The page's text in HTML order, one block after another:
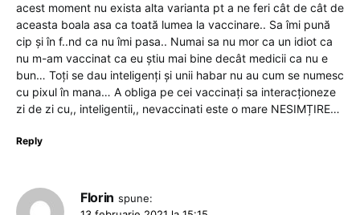
acest moment nu exista alta varianta pt a ne feri cât de cât de
aceasta boala asa ca toată lumea la vaccinare.. Sa îmi pună
cip și în f..nd ca nu îmi pasa.. Numai sa nu mor ca un idiot ca
nu m-am vaccinat ca eu știu mai bine decât medicii ca nu e
bun… Toți se dau inteligenți și unii habar nu au cum se numesc
cu pixul în mana… A obliga pe cei vaccinați sa interacționeze
zi de zi cu,, inteligentii,, nevaccinati este o mare NESIMȚIRE…
Reply
Florin spune: